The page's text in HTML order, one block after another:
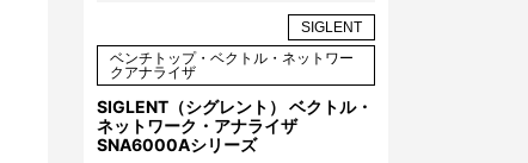
SIGLENT
ベンチトップ・ベクトル・ネットワー
クアナライザ
SIGLENT（シグレント） ベクトル・
ネットワーク・アナライザ
SNA6000Aシリーズ